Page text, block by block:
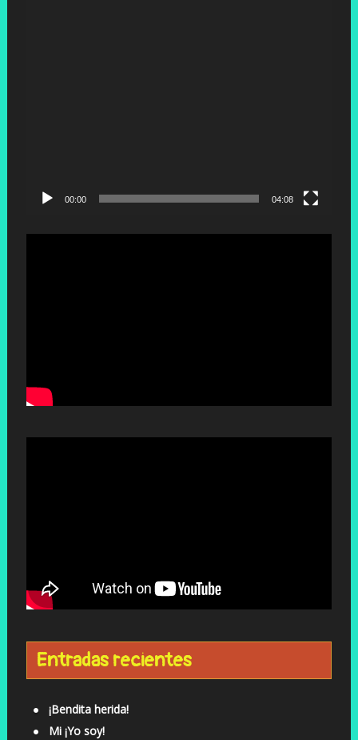
00:00 04:08
Entradas recientes
¡Bendita herida!
Mi ¡Yo soy!